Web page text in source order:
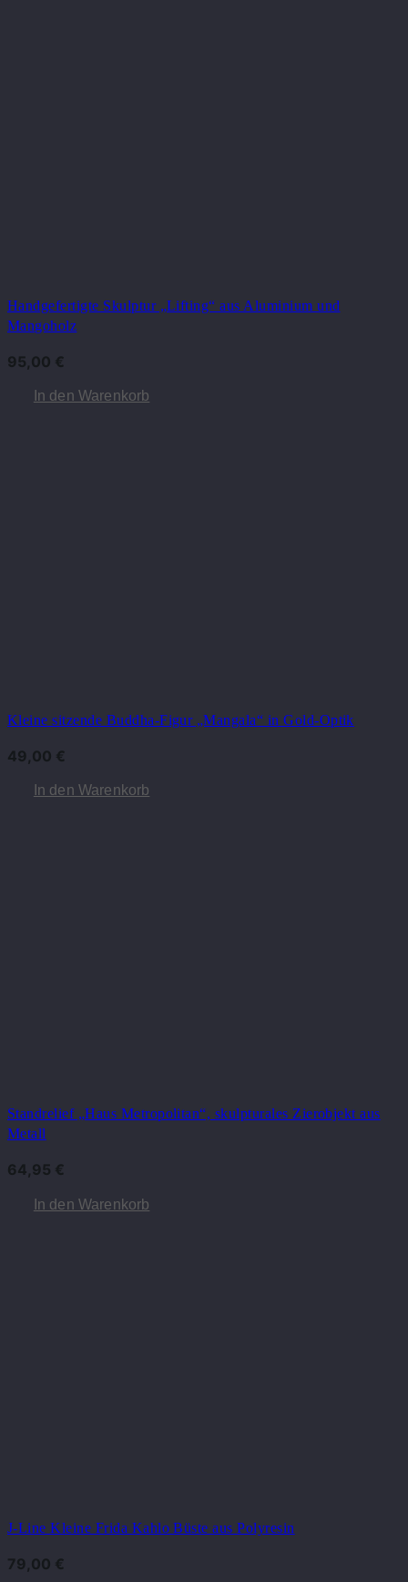
Handgefertigte Skulptur „Lifting“ aus Aluminium und
Mangoholz
95,00 €
In den Warenkorb
Kleine sitzende Buddha-Figur „Mangala“ in Gold-Optik
49,00 €
In den Warenkorb
Standrelief „Haus Metropolitan“, skulpturales Zierobjekt aus
Metall
64,95 €
In den Warenkorb
J-Line Kleine Frida Kahlo Büste aus Polyresin
79,00 €